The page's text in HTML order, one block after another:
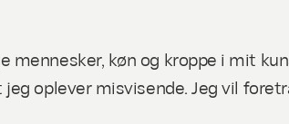
mennesker, køn og kroppe i mit
oplever misvisende. Jeg vil